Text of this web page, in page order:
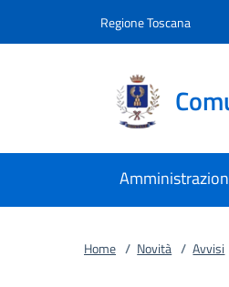
Regione Toscana
Home / Novità / Avvisi